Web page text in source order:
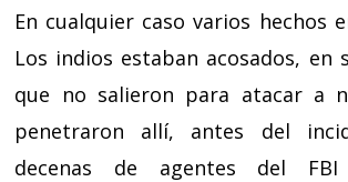
En cualquier caso varios hechos
Los indios estaban acosados, en
que no salieron para atacar a
penetraron allí, antes del
decenas de agentes del FBI